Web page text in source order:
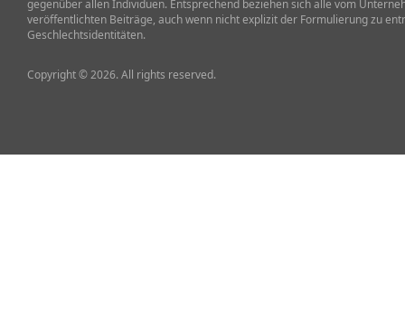
gegenüber allen Individuen. Entsprechend beziehen sich alle vom
veröffentlichten Beiträge, auch wenn nicht explizit der Formulierung zu
Geschlechtsidentitäten.
Copyright © 2026. All rights reserved.